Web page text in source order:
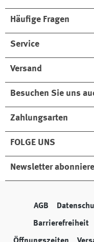
Häufige Fragen
Service
Versand
Besuchen Sie uns
Zahlungsarten
FOLGE UNS
Newsletter
AGB
Barrierefreiheit